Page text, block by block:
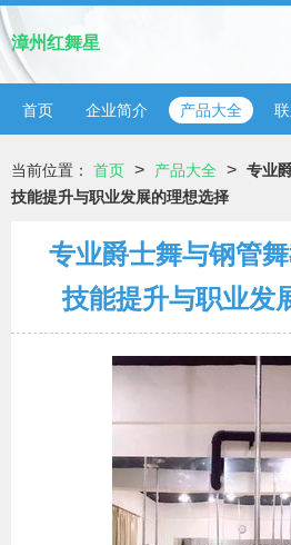
漳州红舞星
首页 企业简介 产品大全
当前位置： 首页 > 产品大全 > 专业
技能提升与职业发展的理想选择
专业爵士舞与钢管
技能提升与职业发